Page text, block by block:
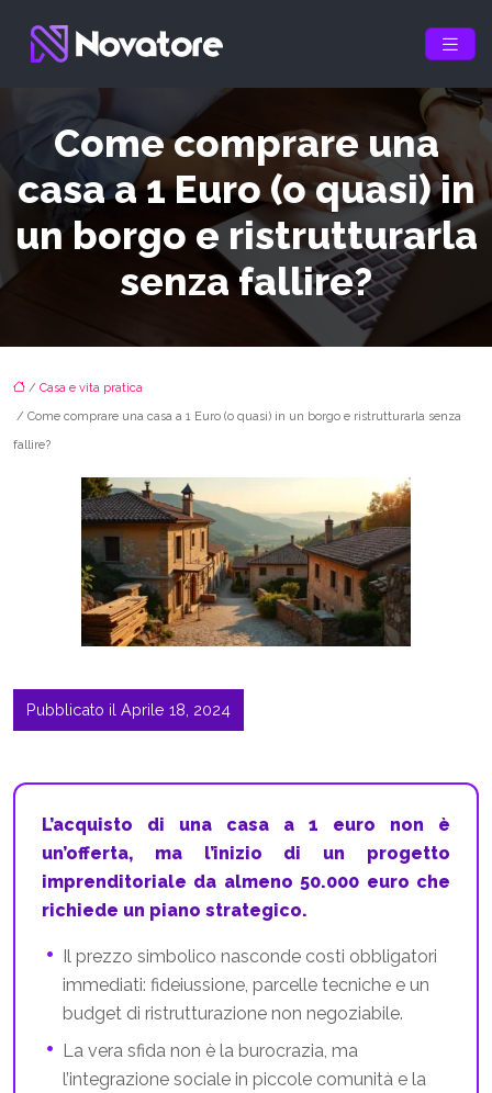
Come comprare una
casa a 1 Euro (o quasi) in
un borgo e ristrutturarla
senza fallire?
/ Casa e vita pratica
/ Come comprare una casa a 1 Euro (o quasi) in un borgo e ristrutturarla senza
fallire?
Pubblicato il Aprile 18, 2024
L’acquisto di una casa a 1 euro non è
un’offerta, ma l’inizio di un progetto
imprenditoriale da almeno 50.000 euro che
richiede un piano strategico.
Il prezzo simbolico nasconde costi obbligatori
immediati: fideiussione, parcelle tecniche e un
budget di ristrutturazione non negoziabile.
La vera sfida non è la burocrazia, ma
l’integrazione sociale in piccole comunità e la